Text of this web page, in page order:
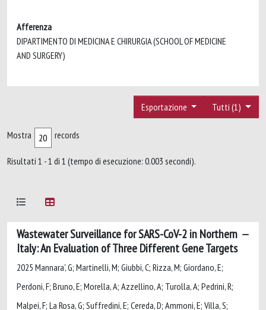
Afferenza
DIPARTIMENTO DI MEDICINA E CHIRURGIA (SCHOOL OF MEDICINE
AND SURGERY)
Tutti (1)
Esportazione
Mostra records
Risultati 1 - 1 di 1 (tempo di esecuzione: 0.003 secondi).
Wastewater Surveillance for SARS-CoV-2 in Northern
Italy: An Evaluation of Three Different Gene Targets
2025 Mannara', G; Martinelli, M; Giubbi, C; Rizza, M; Giordano, E;
Perdoni, F; Bruno, E; Morella, A; Azzellino, A; Turolla, A; Pedrini, R;
Malpei, F; La Rosa, G; Suffredini, E; Cereda, D; Ammoni, E; Villa, S;